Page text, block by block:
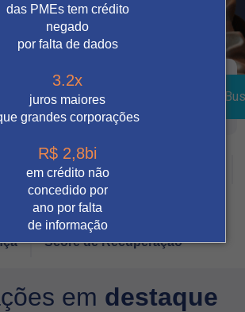
das PMEs tem crédito
negado
por falta de dados
3.2x
juros maiores
grandes corporações
R$ 2,8bi
em crédito não
concedido por
ano por falta
de informação
Digitais Prevenção à fraude
Automação
Score de Recuperação
em destaque